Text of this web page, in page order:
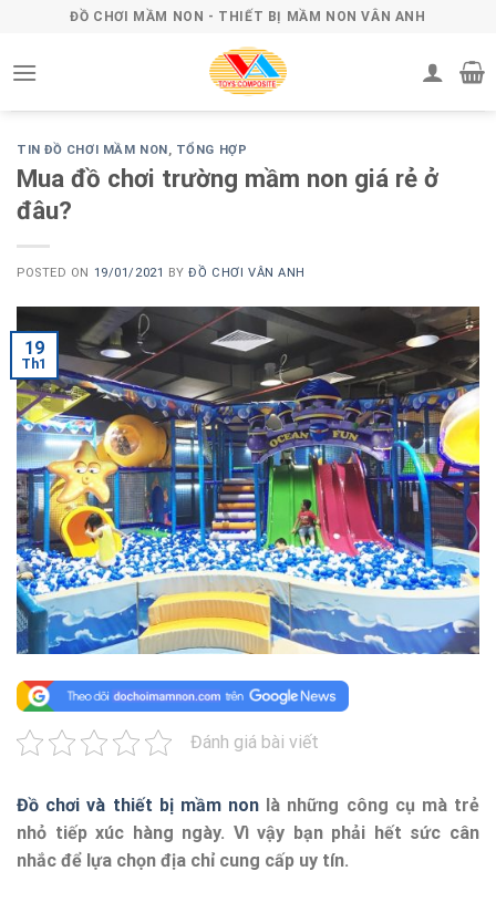
content
ĐỒ CHƠI MẦM NON - THIẾT BỊ MẦM NON VÂN ANH
TIN ĐỒ CHƠI MẦM NON, TỔNG HỢP
Mua đồ chơi trường mầm non giá rẻ ở
đâu?
POSTED ON 19/01/2021 BYĐỒ CHƠI VÂN ANH
19
Th1
Đánh giá bài viết
Đồ chơi và thiết bị mầm non là những công cụ mà trẻ
nhỏ tiếp xúc hàng ngày. Vì vậy bạn phải hết sức cân
nhắc để lựa chọn địa chỉ cung cấp uy tín.